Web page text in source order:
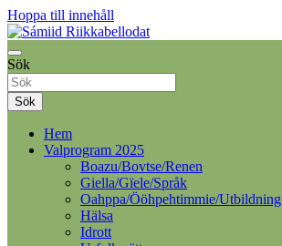
Hoppa till innehåll
Sámiid Riikkabellodat
Samelandspartiet
Sök
Sök
Hem
Valprogram 2025
Boazu/Bovtse/Renen
Giella/Gïele/Språk
Oahppa/Ööhpehtimmie/Utbildning
Hälsa
Idrott